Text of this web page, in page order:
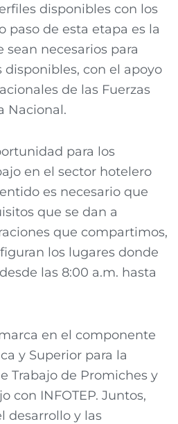
disponibles con los
paso de esta etapa es la
sean necesarios para
disponibles, con el apoyo
de las Fuerzas
Nacional.
para los
en el sector hotelero
es necesario que
que se dan a
que compartimos,
los lugares donde
las 8:00 a.m. hasta
en el componente
y Superior para la
Trabajo de Promiches y
con INFOTEP. Juntos,
desarrollo y las